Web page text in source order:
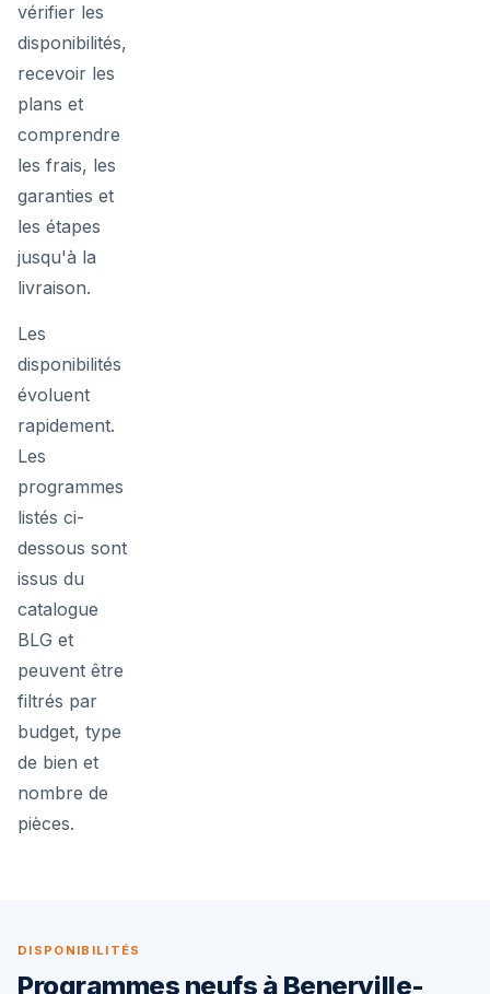
vérifier les
disponibilités,
recevoir les
plans et
comprendre
les frais, les
garanties et
les étapes
jusqu'à la
livraison.
Les
disponibilités
évoluent
rapidement.
Les
programmes
listés ci-
dessous sont
issus du
catalogue
BLG et
peuvent être
filtrés par
budget, type
de bien et
nombre de
pièces.
DISPONIBILITÉS
Programmes neufs à Benerville-